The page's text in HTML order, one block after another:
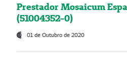
Prestador Mosaicum
(51004352-0)
01 de Outubro de 2020